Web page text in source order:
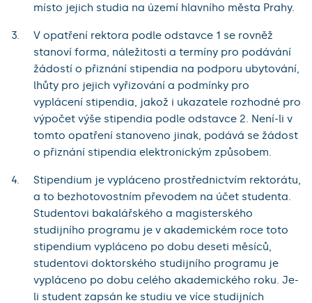
místo jejich studia na území hlavního města Prahy.
V opatření rektora podle odstavce 1 se rovněž
stanoví forma, náležitosti a termíny pro podávání
žádostí o přiznání stipendia na podporu ubytování,
lhůty pro jejich vyřizování a podmínky pro
vyplácení stipendia, jakož i ukazatele rozhodné pro
výpočet výše stipendia podle odstavce 2. Není-li v
tomto opatření stanoveno jinak, podává se žádost
o přiznání stipendia elektronickým způsobem.
Stipendium je vypláceno prostřednictvím rektorátu,
a to bezhotovostním převodem na účet studenta.
Studentovi bakalářského a magisterského
studijního programu je v akademickém roce toto
stipendium vypláceno po dobu deseti měsíců,
studentovi doktorského studijního programu je
vypláceno po dobu celého akademického roku. Je-
li student zapsán ke studiu ve více studijních